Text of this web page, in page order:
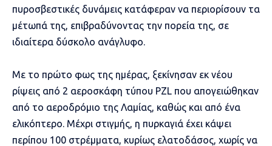
πυροσβεστικές δυνάμεις κατάφεραν να περιορίσουν τα
μέτωπά της, επιβραδύνοντας την πορεία της, σε
ιδιαίτερα δύσκολο ανάγλυφο.
Με το πρώτο φως της ημέρας, ξεκίνησαν εκ νέου
ρίψεις από 2 αεροσκάφη τύπου PZL που απογειώθηκαν
από το αεροδρόμιο της Λαμίας, καθώς και από ένα
ελικόπτερο. Μέχρι στιγμής, η πυρκαγιά έχει κάψει
περίπου 100 στρέμματα, κυρίως ελατοδάσος, χωρίς να